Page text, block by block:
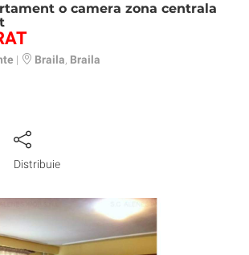
o camera zona centrala
| Braila Braila
Distribuie